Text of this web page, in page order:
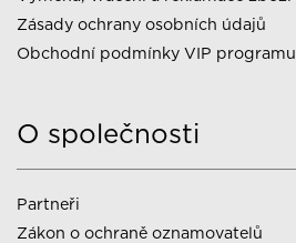
Zásady ochrany osobních údajů
Obchodní podmínky VIP programu
O společnosti
Partneři
Zákon o ochraně oznamovatelů